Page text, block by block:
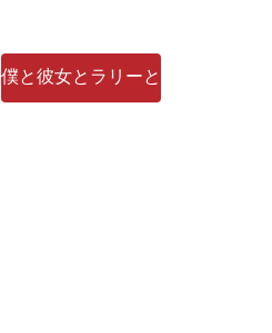
僕と彼女とラリーと